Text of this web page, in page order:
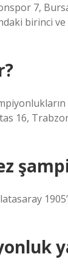
7,
birinci
16,